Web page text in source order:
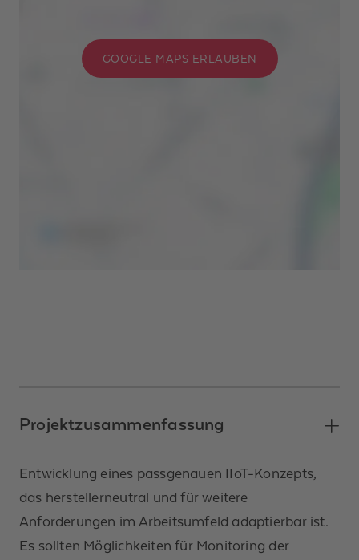
GOOGLE MAPS ERLAUBEN
Projektzusammenfassung
Entwicklung eines passgenauen IIoT-Konzepts,
das herstellerneutral und für weitere
Anforderungen im Arbeitsumfeld adaptierbar ist.
Es sollten Möglichkeiten für Monitoring der